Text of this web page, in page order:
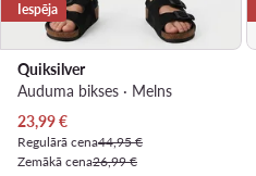
Iespēja
Quiksilver
Auduma bikses · Melns
Pašreizējā cena
23,99€
Regulārā cena44,95 €
Zemākā cena26,99 €